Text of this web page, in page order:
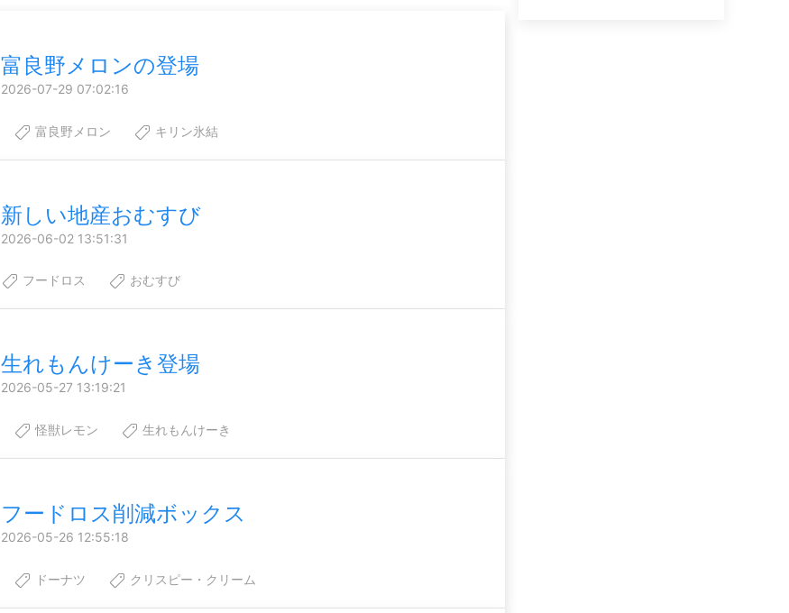
富良野メロンの登場
2026-07-29 07:02:16
富良野メロン キリン氷結
新しい地産おむすび
2026-06-02 13:51:31
フードロス おむすび
生れもんけーき登場
2026-05-27 13:19:21
怪獣レモン 生れもんけーき
フードロス削減ボックス
2026-05-26 12:55:18
ドーナツ クリスピー・クリーム